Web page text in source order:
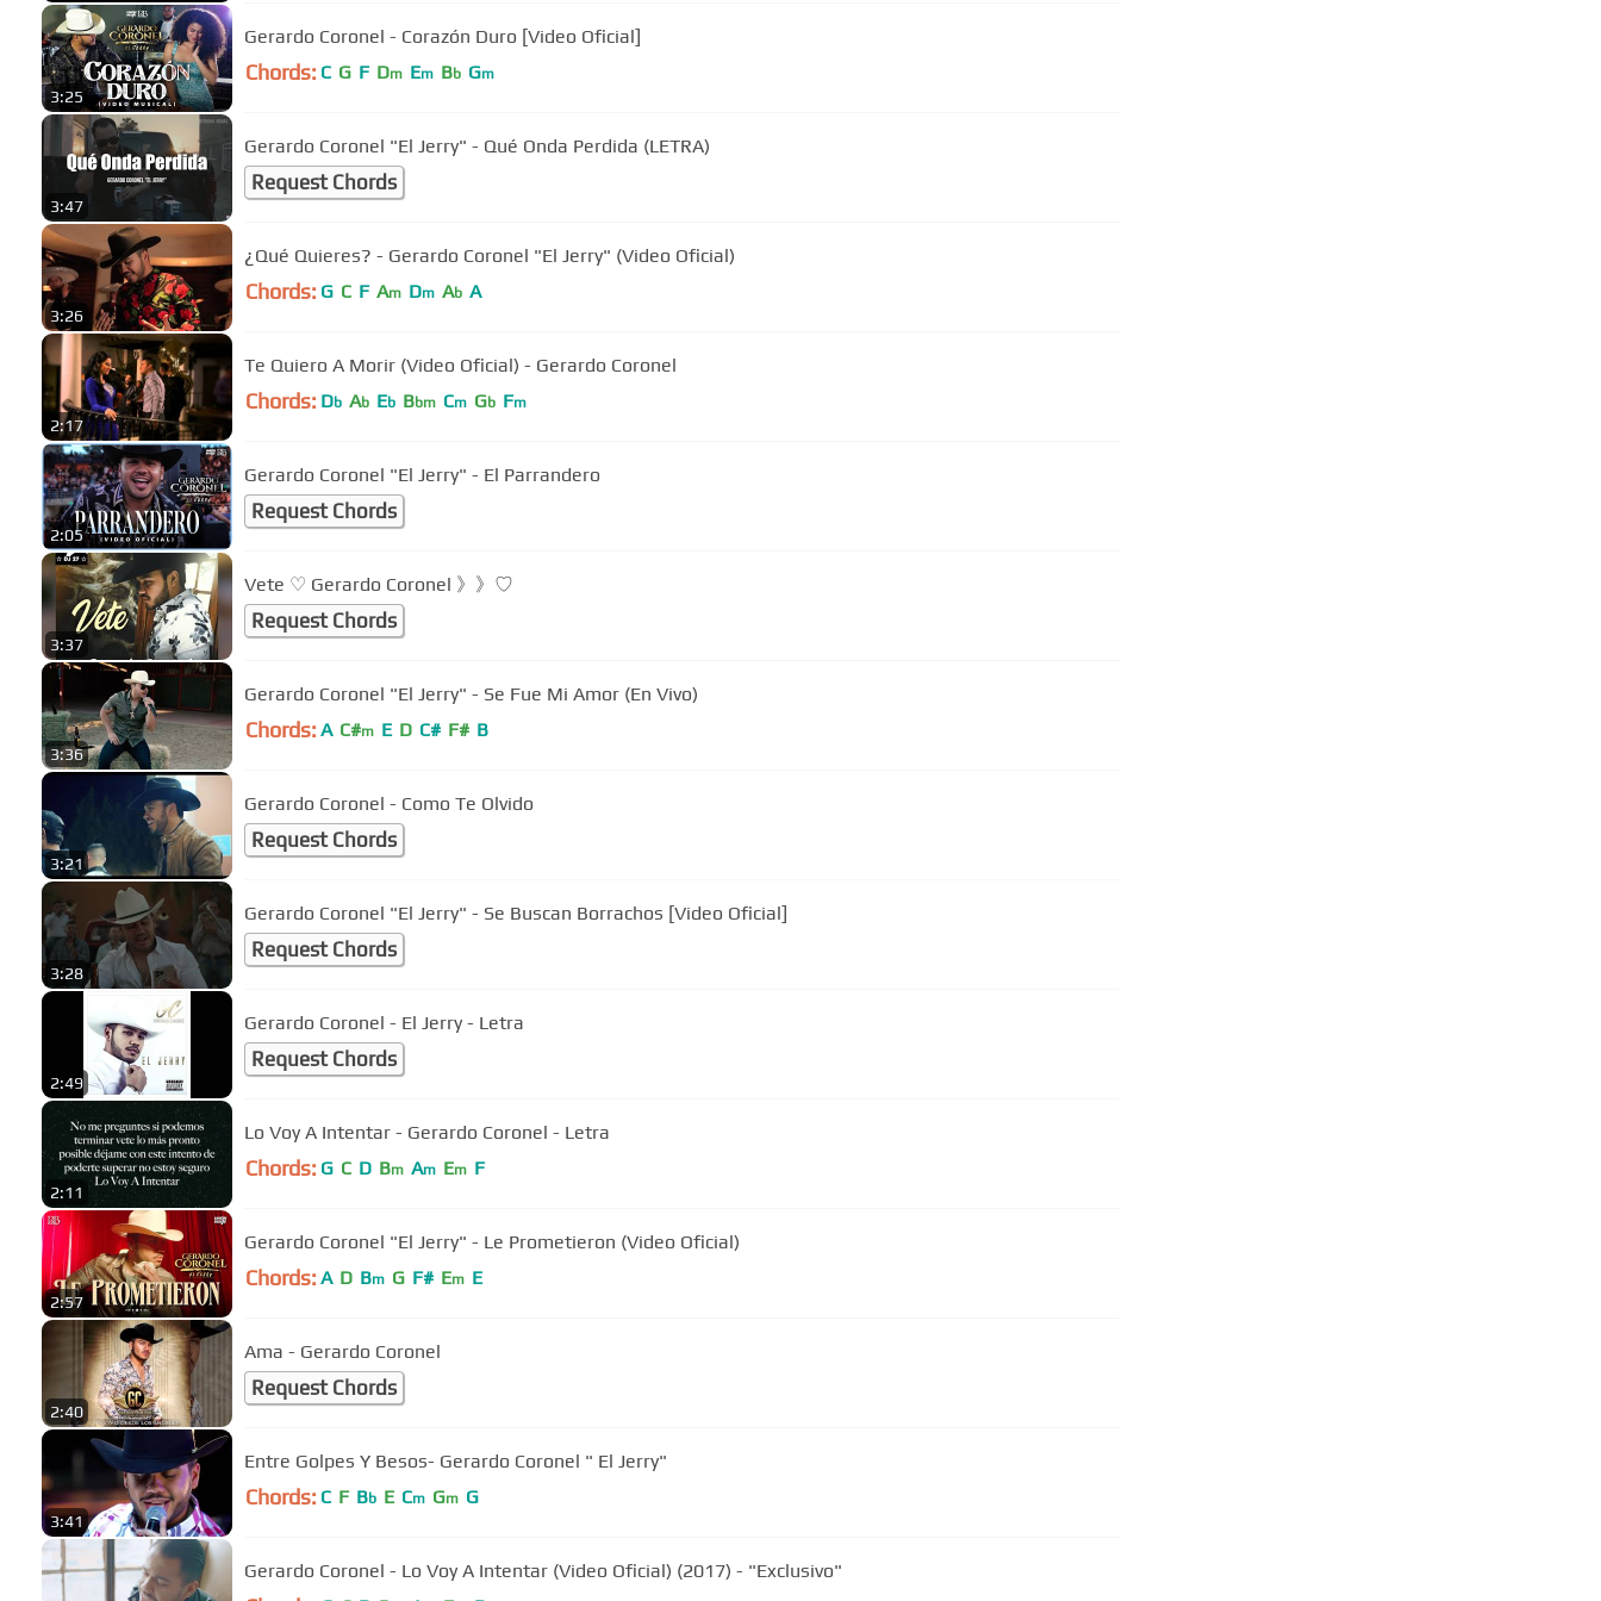
3:25
Gerardo Coronel - Corazón Duro [Video Oficial]
Chords: C G F Dm Em Bb Gm
3:47
Gerardo Coronel "El Jerry" - Qué Onda Perdida (LETRA)
Request Chords
3:26
¿Qué Quieres? - Gerardo Coronel "El Jerry" (Video Oficial)
Chords: G C F Am Dm Ab A
2:17
Te Quiero A Morir (Video Oficial) - Gerardo Coronel
Chords: Db Ab Eb Bbm Cm Gb Fm
2:05
Gerardo Coronel "El Jerry" - El Parrandero
Request Chords
3:37
Vete ♡ Gerardo Coronel 》》♡
Request Chords
3:36
Gerardo Coronel "El Jerry" - Se Fue Mi Amor (En Vivo)
Chords: A C#m E D C# F# B
3:21
Gerardo Coronel - Como Te Olvido
Request Chords
3:28
Gerardo Coronel "El Jerry" - Se Buscan Borrachos [Video Oficial]
Request Chords
2:49
Gerardo Coronel - El Jerry - Letra
Request Chords
2:11
Lo Voy A Intentar - Gerardo Coronel - Letra
Chords: G C D Bm Am Em F
2:57
Gerardo Coronel "El Jerry" - Le Prometieron (Video Oficial)
Chords: A D Bm G F# Em E
2:40
Ama - Gerardo Coronel
Request Chords
3:41
Entre Golpes Y Besos- Gerardo Coronel " El Jerry"
Chords: C F Bb E Cm Gm G
Gerardo Coronel - Lo Voy A Intentar (Video Oficial) (2017) - "Exclusivo"